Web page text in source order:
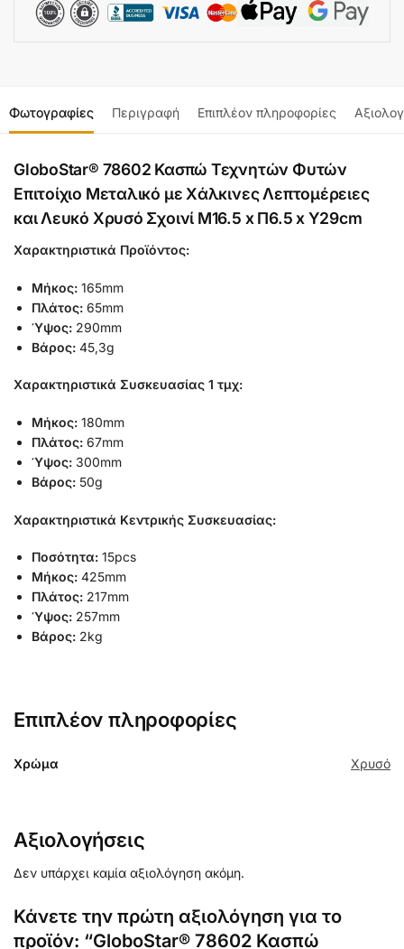
Φωτογραφίες Περιγραφή Επιπλέον πληροφορίες
GloboStar® 78602 Κασπώ Τεχνητών Φυτών
Επιτοίχιο Μεταλικό με Χάλκινες Λεπτομέρειες
και Λευκό Χρυσό Σχοινί Μ16.5 x Π6.5 x Υ29cm
Χαρακτηριστικά Προϊόντος:
Μήκος: 165mm
Πλάτος: 65mm
Ύψος: 290mm
Βάρος: 45,3g
Χαρακτηριστικά Συσκευασίας 1 τμχ:
Μήκος: 180mm
Πλάτος: 67mm
Ύψος: 300mm
Βάρος: 50g
Χαρακτηριστικά Κεντρικής Συσκευασίας:
Ποσότητα: 15pcs
Μήκος: 425mm
Πλάτος: 217mm
Ύψος: 257mm
Βάρος: 2kg
Επιπλέον πληροφορίες
Χρώμα Χρυσό
Αξιολογήσεις
Δεν υπάρχει καμία αξιολόγηση ακόμη.
Κάνετε την πρώτη αξιολόγηση για το
προϊόν: “GloboStar® 78602 Κασπώ